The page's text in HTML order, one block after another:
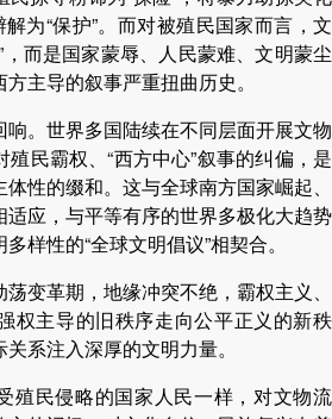
为“保护”。而对被殖民国家而言，文
而是国家蒙辱、人民蒙难、文明蒙尘
主导的叙事严重扭曲历史。
。世界多国陆续在不同层面开展文物
民霸权、“西方中心”叙事的纠偏，是
性的缀和。这与全球南方国家崛起、
应，与平等有序的世界多极化大趋势
样性的“全球文明倡议”相契合。
变革期，地缘冲突不绝，霸权主义、
权主导的旧秩序走向公平正义的新秩
系注入深厚的文明力量。
殖民侵略的国家人民一样，对文物流